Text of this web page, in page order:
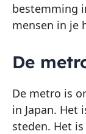
bestemming
mensen in je
De
De metro is
in Japan. Het
steden. Het